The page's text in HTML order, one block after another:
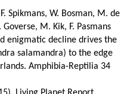
Spikmans, W. Bosman, M. de
M. Kik, F. Pasmans
enigmatic decline drives the
salamandra) to the edge
Amphibia-Reptilia 34